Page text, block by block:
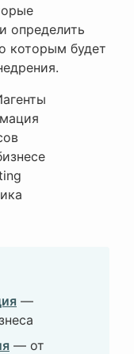
определить
которым будет
—
— от